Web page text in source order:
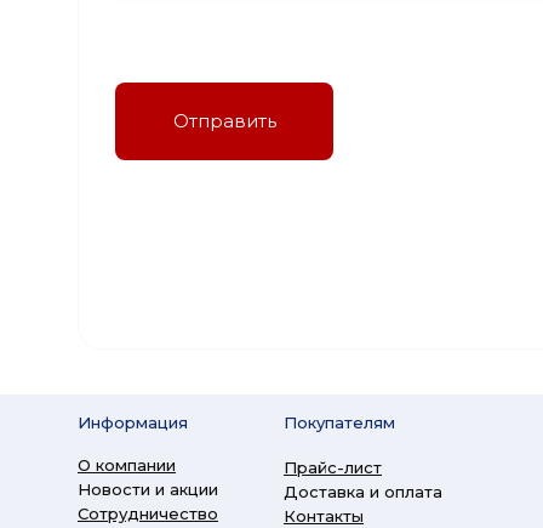
Отправить
Информация
О компании
Новости и акции
Сотрудничество
Покупателям
Прайс-лист
Доставка и оплата
Контакты